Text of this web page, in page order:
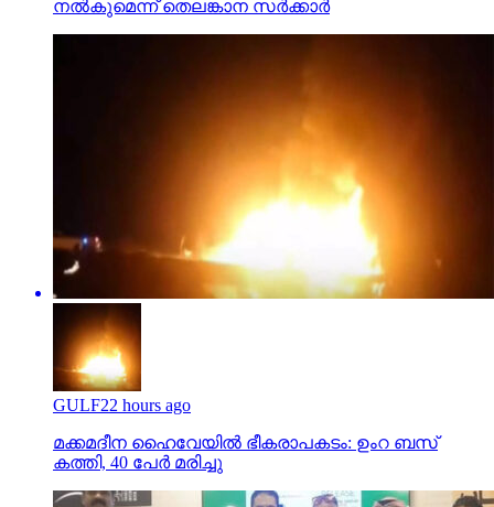
നല്‍കുമെന്ന് തെലങ്കാന സര്‍ക്കാര്‍
GULF22 hours ago
മക്കമദീന ഹൈവേയില്‍ ഭീകരാപകടം: ഉംറ ബസ്
കത്തി, 40 പേര്‍ മരിച്ചു